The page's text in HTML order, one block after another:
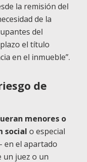
la remisión del
de la
del
el título
en el inmueble”.
de
menores o
social o especial
en el apartado
un juez o un